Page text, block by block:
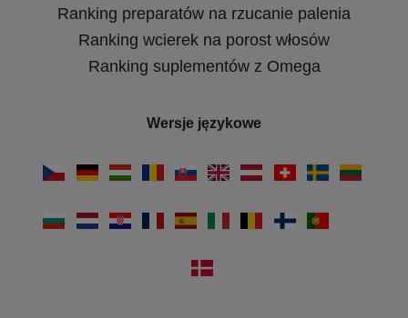
Ranking preparatów na rzucanie palenia
Ranking wcierek na porost włosów
Ranking suplementów z Omega
Wersje językowe